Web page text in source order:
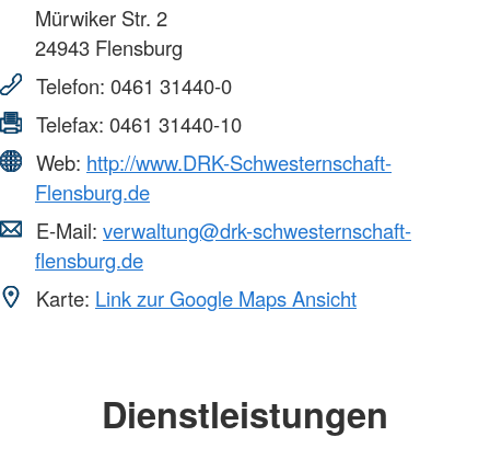
Mürwiker Str. 2
24943 Flensburg
Telefon: 0461 31440-0
Telefax: 0461 31440-10
Web: http://www.DRK-Schwesternschaft-
Flensburg.de
E-Mail: verwaltung@drk-schwesternschaft-
flensburg.de
Karte: Link zur Google Maps Ansicht
Dienstleistungen